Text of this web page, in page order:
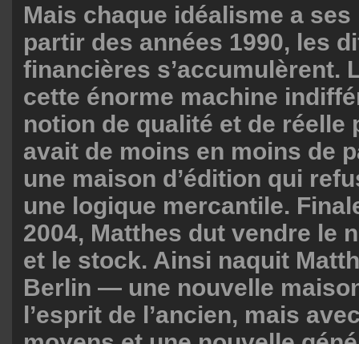
Mais chaque idéalisme a
partir des années 1990, les
financières s’accumulèrent.
cette énorme machine
notion de qualité et de
avait de moins en moins de
une maison d’édition qui
une logique mercantile.
2004, Matthes dut vendre le
et le stock. Ainsi naquit
Berlin — une nouvelle
l’esprit de l’ancien, mais